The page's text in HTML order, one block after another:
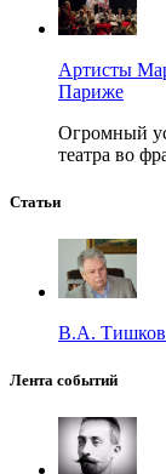
Артисты
Париже
Огромный
театра во
Статьи
В.А. Тишков
Лента событий